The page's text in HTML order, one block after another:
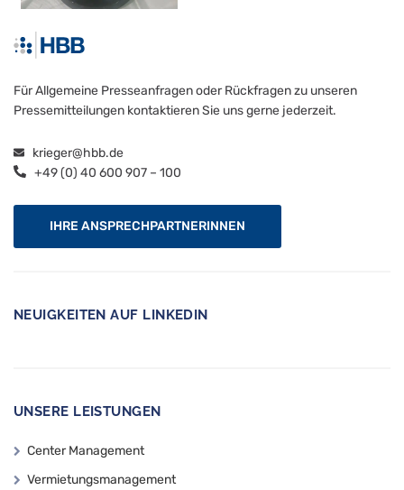
Für Allgemeine Presseanfragen oder Rückfragen zu unseren
Pressemitteilungen kontaktieren Sie uns gerne jederzeit.
krieger@hbb.de
+49 (0) 40 600 907 – 100
IHRE ANSPRECHPARTNERINNEN
NEUIGKEITEN AUF LINKEDIN
UNSERE LEISTUNGEN
Center Management
Vermietungsmanagement